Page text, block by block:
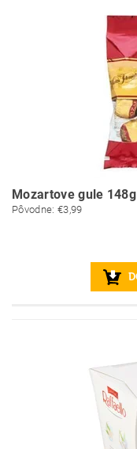
Mozartove gule 148g
Pôvodne: €3,99